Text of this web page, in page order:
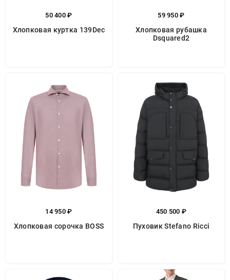
50 400 ₽
Хлопковая куртка 139Dec
59 950 ₽
Хлопковая рубашка
Dsquared2
14 950 ₽
Хлопковая сорочка BOSS
450 500 ₽
Пуховик Stefano Ricci